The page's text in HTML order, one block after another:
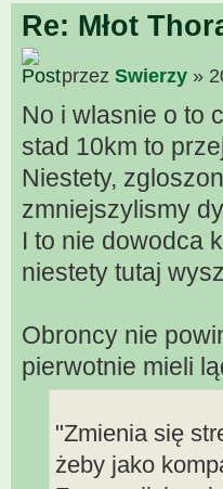
Re: Młot
przez Swierzy »
No i wlasnie o to
stad 10km to
Niestety,
zmniejszylismy
I to nie dowodca
niestety tutaj
Obroncy nie
pierwotnie mieli
"Zmienia się
żeby jako